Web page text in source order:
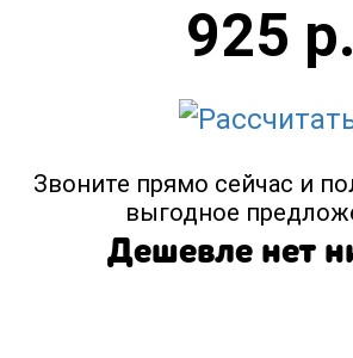
925 р.
Звоните прямо сейчас и
выгодное
Дешевле нет